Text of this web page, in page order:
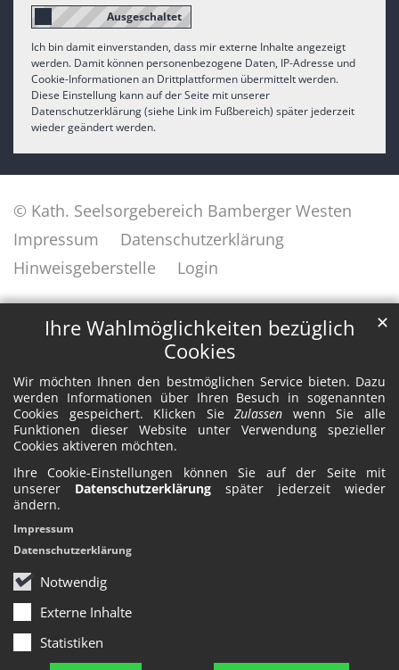
Ihre Wahlmöglichkeiten bezüglich
Cookies
Wir möchten Ihnen den bestmöglichen Service bieten. Dazu
werden Informationen über Ihren Besuch in sogenannten
Cookies gespeichert. Klicken SieZulassen wenn Sie alle
Funktionen dieser Website unter Verwendung spezieller
Cookies aktiveren möchten.
Ihre Cookie-Einstellungen können Sie auf der Seite mit
unserer Datenschutzerklärung später jederzeit wieder
ändern.
Notwendig
Externe Inhalte
Statistiken
✕
Impressum
Datenschutzerklärung
Ich bin damit einverstanden, dass mir externe Inhalte angezeigt
werden. Damit können personenbezogene Daten, IP-Adresse und
Cookie-Informationen an Drittplattformen übermittelt werden.
Diese Einstellung kann auf der Seite mit unserer
Datenschutzerklärung (siehe Link im Fußbereich) später jederzeit
wieder geändert werden.
© Kath. Seelsorgebereich Bamberger Westen
Impressum
Datenschutzerklärung
Hinweisgeberstelle
Login